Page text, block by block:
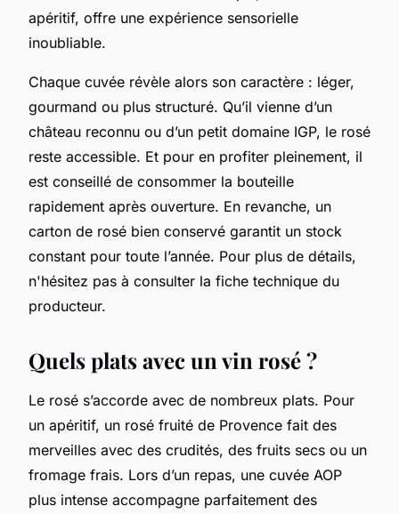
apéritif, offre une expérience sensorielle
inoubliable.
Chaque cuvée révèle alors son caractère : léger,
gourmand ou plus structuré. Qu’il vienne d’un
château reconnu ou d’un petit domaine IGP, le rosé
reste accessible. Et pour en profiter pleinement, il
est conseillé de consommer la bouteille
rapidement après ouverture. En revanche, un
carton de rosé bien conservé garantit un stock
constant pour toute l’année. Pour plus de détails,
n'hésitez pas à consulter la fiche technique du
producteur.
Quels plats avec un vin rosé ?
Le rosé s’accorde avec de nombreux plats. Pour
un apéritif, un rosé fruité de Provence fait des
merveilles avec des crudités, des fruits secs ou un
fromage frais. Lors d’un repas, une cuvée AOP
plus intense accompagne parfaitement des